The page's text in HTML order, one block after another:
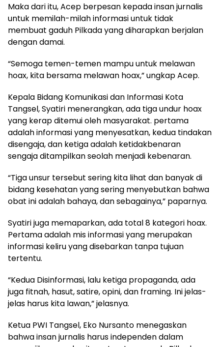
Maka dari itu, Acep berpesan kepada insan jurnalis
untuk memilah-milah informasi untuk tidak
membuat gaduh Pilkada yang diharapkan berjalan
dengan damai.
“Semoga temen-temen mampu untuk melawan
hoax, kita bersama melawan hoax,” ungkap Acep.
Kepala Bidang Komunikasi dan Informasi Kota
Tangsel, Syatiri menerangkan, ada tiga undur hoax
yang kerap ditemui oleh masyarakat. pertama
adalah informasi yang menyesatkan, kedua tindakan
disengaja, dan ketiga adalah ketidakbenaran
sengaja ditampilkan seolah menjadi kebenaran.
“Tiga unsur tersebut sering kita lihat dan banyak di
bidang kesehatan yang sering menyebutkan bahwa
obat ini adalah bahaya, dan sebagainya,” paparnya.
Syatiri juga memaparkan, ada total 8 kategori hoax.
Pertama adalah mis informasi yang merupakan
informasi keliru yang disebarkan tanpa tujuan
tertentu.
“Kedua Disinformasi, lalu ketiga propaganda, ada
juga fitnah, hasut, satire, opini, dan framing. Ini jelas-
jelas harus kita lawan,” jelasnya.
Ketua PWI Tangsel, Eko Nursanto menegaskan
bahwa insan jurnalis harus independen dalam